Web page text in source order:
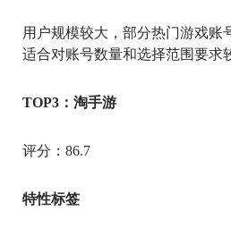
用户规模较大，部分热门游戏账
适合对账号数量和选择范围要求
TOP3：淘手游
评分：86.7
特性标签